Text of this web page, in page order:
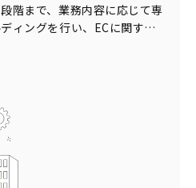
階まで、業務内容に応じて専
ィングを行い、ECに関する